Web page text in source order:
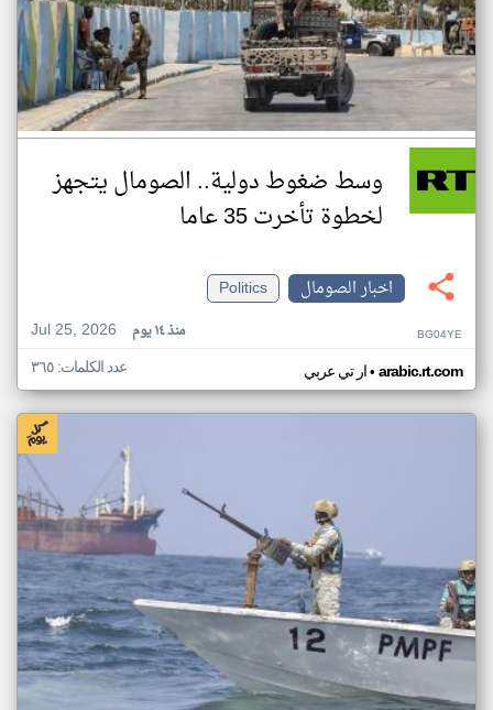
وسط ضغوط دولية.. الصومال يتجهز
لخطوة تأخرت 35 عاما
اخبار الصومال
Politics
Jul 25, 2026
منذ ١٤ يوم BG04YE
ار تي عربي• arabic.rt.com عدد الكلمات: ٣٦٥